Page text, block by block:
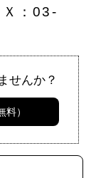
：03-
せんか？
）